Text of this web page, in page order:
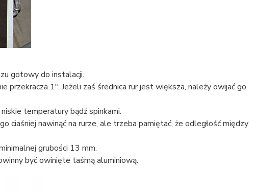
gotowy do instalacji.
przekracza 1". Jeżeli zaś średnica rur jest większa, należy owijać go
temperatury bądź spinkami.
ciaśniej nawinąć na rurze, ale trzeba pamiętać, że odległość między
grubości 13 mm.
być owinięte taśmą aluminiową.